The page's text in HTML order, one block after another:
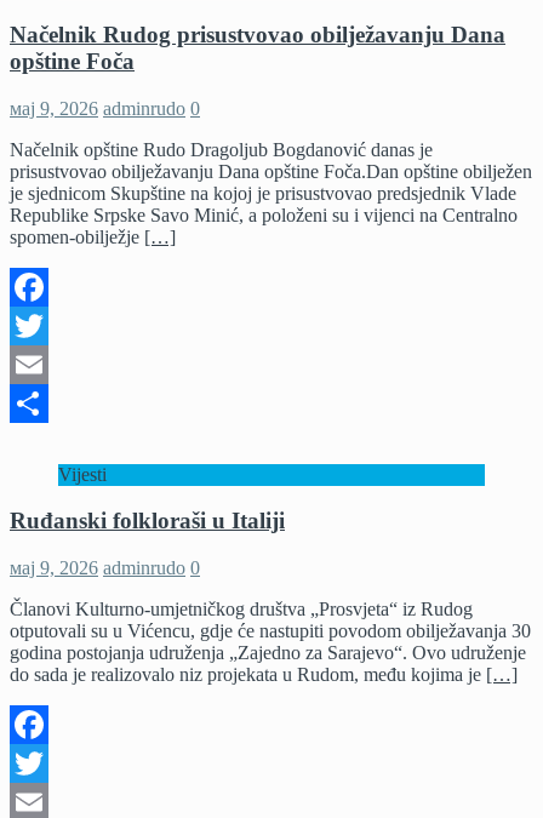
Načelnik Rudog prisustvovao obilježavanju Dana
opštine Foča
мај 9, 2026 adminrudo 0
Načelnik opštine Rudo Dragoljub Bogdanović danas je
prisustvovao obilježavanju Dana opštine Foča.Dan opštine obilježen
je sjednicom Skupštine na kojoj je prisustvovao predsjednik Vlade
Republike Srpske Savo Minić, a položeni su i vijenci na Centralno
spomen-obilježje […]
Facebook
Twitter
Email
Vijesti
Ruđanski folkloraši u Italiji
мај 9, 2026 adminrudo 0
Članovi Kulturno-umjetničkog društva „Prosvjeta“ iz Rudog
otputovali su u Vićencu, gdje će nastupiti povodom obilježavanja 30
godina postojanja udruženja „Zajedno za Sarajevo“. Ovo udruženje
do sada je realizovalo niz projekata u Rudom, među kojima je […]
Facebook
Twitter